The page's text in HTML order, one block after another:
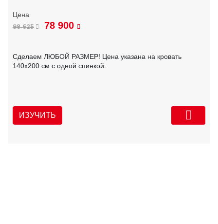
98 625 78 900
Сделаем ЛЮБОЙ РАЗМЕР! Цена указана на кровать
140х200 см с одной спинкой.
ИЗУЧИТЬ